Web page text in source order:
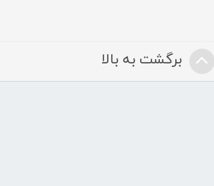
برگشت به بالا